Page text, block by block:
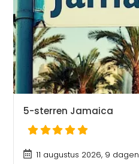
5-sterren Jamaica
11 augustus 2026, 9 dagen